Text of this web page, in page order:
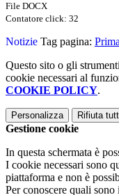
File DOCX
Contatore click: 32
Notizie Tag pagina:
Questo sito o gli
cookie necessari al
COOKIE POLICY.
Personalizza Rifiuta
Gestione cookie
In questa schermata è
I cookie necessari sono
piattaforma e non è
Per conoscere quali